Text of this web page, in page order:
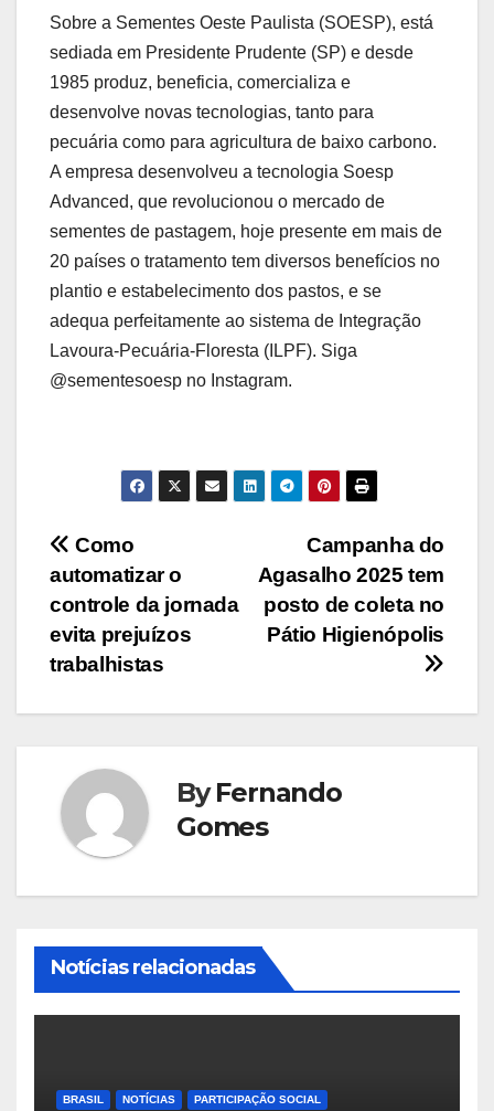
Sobre a Sementes Oeste Paulista (SOESP), está
sediada em Presidente Prudente (SP) e desde
1985 produz, beneficia, comercializa e
desenvolve novas tecnologias, tanto para
pecuária como para agricultura de baixo carbono.
A empresa desenvolveu a tecnologia Soesp
Advanced, que revolucionou o mercado de
sementes de pastagem, hoje presente em mais de
20 países o tratamento tem diversos benefícios no
plantio e estabelecimento dos pastos, e se
adequa perfeitamente ao sistema de Integração
Lavoura-Pecuária-Floresta (ILPF). Siga
@sementesoesp no Instagram.
Navegação
de
Post
Campanha do
Agasalho 2025 tem
posto de coleta no
Pátio Higienópolis
Como
automatizar o
controle da jornada
evita prejuízos
trabalhistas
ByFernando
Gomes
Notícias relacionadas
BRASIL NOTÍCIAS PARTICIPAÇÃO SOCIAL